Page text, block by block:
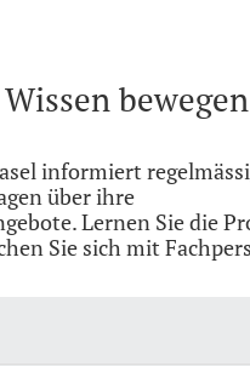
bewegen
informiert
über ihre
Lernen Sie die
Sie sich mit